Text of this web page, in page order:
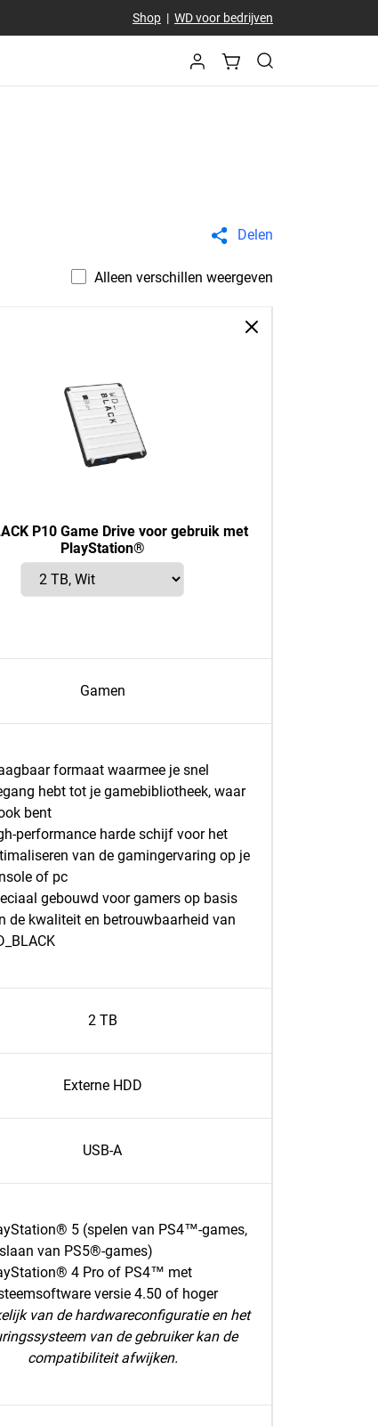
Shop| WD voor bedrijven
Delen
Alleen verschillen weergeven
P10 Game Drive voor gebruik met
PlayStation®
Gamen
formaat waarmee je snel
hebt tot je gamebibliotheek, waar
bent
performance harde schijf voor het
van de gamingervaring op je
of pc
gebouwd voor gamers op basis
de kwaliteit en betrouwbaarheid van
2 TB
Externe HDD
USB-A
5 (spelen van PS4™-games,
van PS5®-games)
4 Pro of PS4™ met
versie 4.50 of hoger
van de hardwareconfiguratie en het
van de gebruiker kan de
compatibiliteit afwijken.